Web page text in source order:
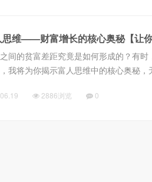
维——财富增长的核心奥秘【让你
间的贫富差距究竟是如何形成的？有
我将为你揭示富人思维中的核心奥秘
时实...
2886浏览 0